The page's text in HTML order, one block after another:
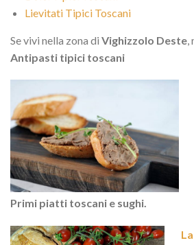
Lievitati Tipici Toscani
Se vivi nella zona di Vighizzolo Deste
Antipasti tipici toscani
Primi piatti toscani e sughi.